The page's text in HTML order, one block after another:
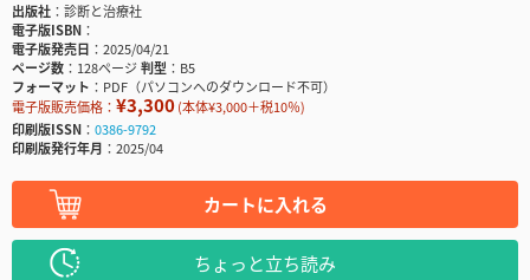
出版社
診断と治療社
電子版ISBN
電子版発売日
2025/04/21
ページ数
128ページ判型
B5
フォーマット
PDF（パソコンへのダウンロード不可）
電子版販売価格： ¥3,300(本体¥3,000＋税10％)
印刷版ISSN
0386-9792
印刷版発行年月
2025/04
カートに入れる
ちょっと立ち読み